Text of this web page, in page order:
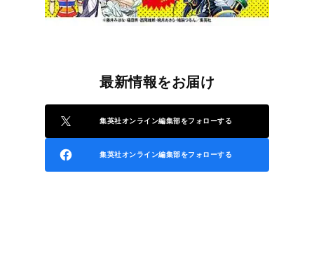
最新情報をお届け
集英社オンライン編集部をフォローする
集英社オンライン編集部をフォローする